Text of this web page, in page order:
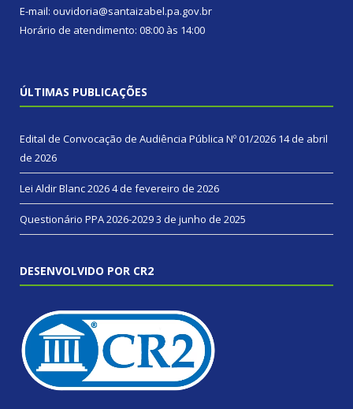
E-mail: ouvidoria@santaizabel.pa.gov.br
Horário de atendimento: 08:00 às 14:00
ÚLTIMAS PUBLICAÇÕES
Edital de Convocação de Audiência Pública Nº 01/2026 14 de abril
de 2026
Lei Aldir Blanc 20264 de fevereiro de 2026
Questionário PPA 2026-20293 de junho de 2025
DESENVOLVIDO POR CR2